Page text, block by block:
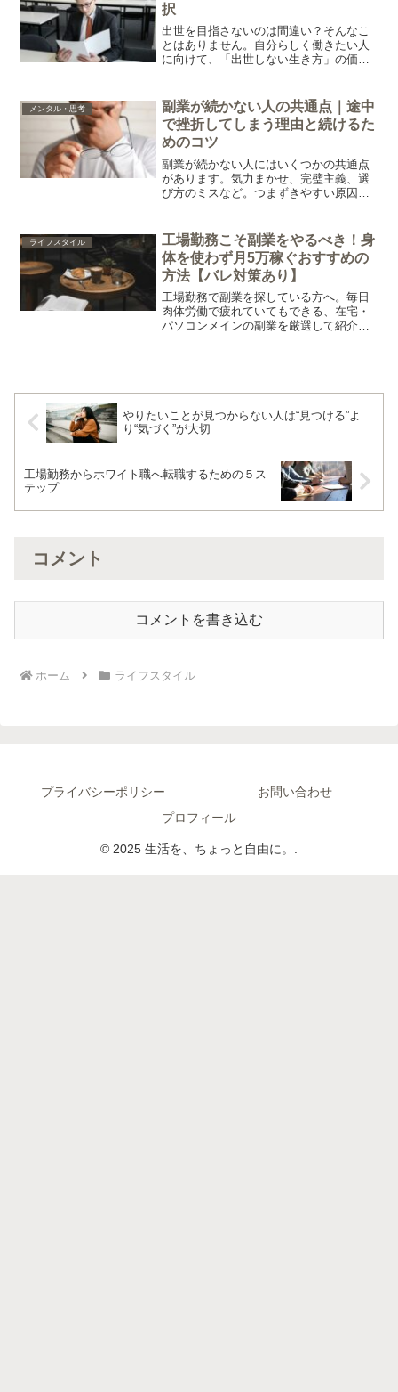
択
出世を目指さないのは間違い？そんなこ
とはありません。自分らしく働きたい人
に向けて、「出世しない生き方」の価値
メンタル・思考
副業が続かない人の共通点｜途中
で挫折してしまう理由と続けるた
めのコツ
副業が続かない人にはいくつかの共通点
があります。気力まかせ、完璧主義、選
び方のミスなど。つまずきやすい原因を
ライフスタイル
工場勤務こそ副業をやるべき！身
体を使わず月5万稼ぐおすすめの
方法【バレ対策あり】
工場勤務で副業を探している方へ。毎日
肉体労働で疲れていてもできる、在宅・
パソコンメインの副業を厳選して紹介し
やりたいことが見つからない人は“見つける”よ
り“気づく”が大切
工場勤務からホワイト職へ転職するための５ス
テップ
コメント
コメントを書き込む
ホーム ライフスタイル
プライバシーポリシー
お問い合わせ
プロフィール
© 2025 生活を、ちょっと自由に。.